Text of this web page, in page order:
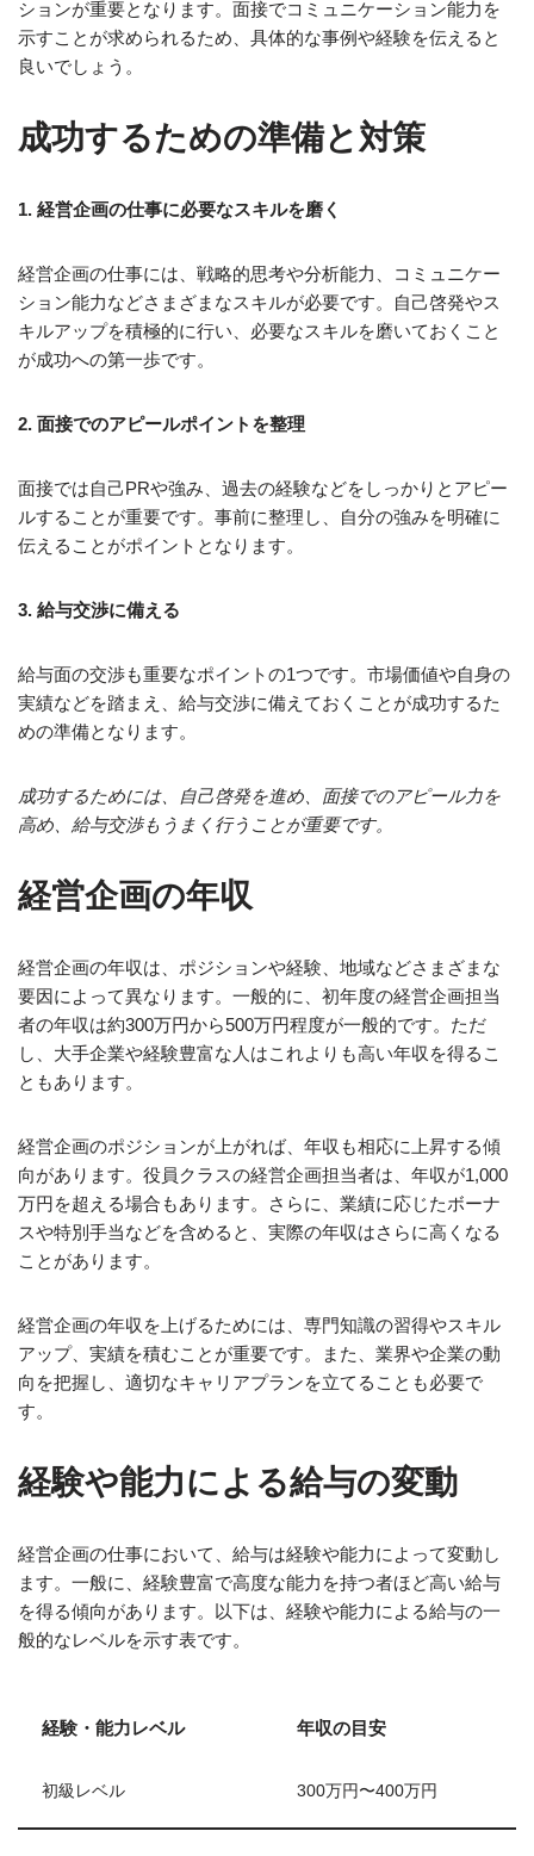
ションが重要となります。面接でコミュニケーション能力を
示すことが求められるため、具体的な事例や経験を伝えると
良いでしょう。
成功するための準備と対策
1. 経営企画の仕事に必要なスキルを磨く
経営企画の仕事には、戦略的思考や分析能力、コミュニケー
ション能力などさまざまなスキルが必要です。自己啓発やス
キルアップを積極的に行い、必要なスキルを磨いておくこと
が成功への第一歩です。
2. 面接でのアピールポイントを整理
面接では自己PRや強み、過去の経験などをしっかりとアピー
ルすることが重要です。事前に整理し、自分の強みを明確に
伝えることがポイントとなります。
3. 給与交渉に備える
給与面の交渉も重要なポイントの1つです。市場価値や自身の
実績などを踏まえ、給与交渉に備えておくことが成功するた
めの準備となります。
成功するためには、自己啓発を進め、面接でのアピール力を
高め、給与交渉もうまく行うことが重要です。
経営企画の年収
経営企画の年収は、ポジションや経験、地域などさまざまな
要因によって異なります。一般的に、初年度の経営企画担当
者の年収は約300万円から500万円程度が一般的です。ただ
し、大手企業や経験豊富な人はこれよりも高い年収を得るこ
ともあります。
経営企画のポジションが上がれば、年収も相応に上昇する傾
向があります。役員クラスの経営企画担当者は、年収が1,000
万円を超える場合もあります。さらに、業績に応じたボーナ
スや特別手当などを含めると、実際の年収はさらに高くなる
ことがあります。
経営企画の年収を上げるためには、専門知識の習得やスキル
アップ、実績を積むことが重要です。また、業界や企業の動
向を把握し、適切なキャリアプランを立てることも必要で
す。
経験や能力による給与の変動
経営企画の仕事において、給与は経験や能力によって変動し
ます。一般に、経験豊富で高度な能力を持つ者ほど高い給与
を得る傾向があります。以下は、経験や能力による給与の一
般的なレベルを示す表です。
経験・能力レベル 年収の目安
初級レベル 300万円〜400万円